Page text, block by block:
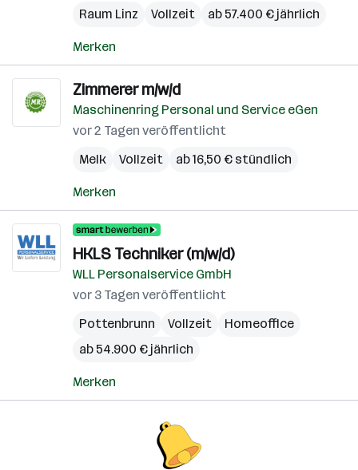
Raum Linz
Vollzeit ab 57.400 € jährlich
Merken
Zimmerer m/w/d
Maschinenring Personal und Service eGen
vor 2 Tagen veröffentlicht
Melk
Vollzeit ab 16,50 € stündlich
Merken
HKLS Techniker (m/w/d)
WLL Personalservice GmbH
vor 3 Tagen veröffentlicht
Pottenbrunn
Vollzeit
Homeoffice
ab 54.900 € jährlich
Merken